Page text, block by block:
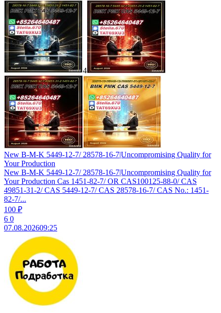
4
New B-M-K 5449-12-7/ 28578-16-7|Uncompromising Quality for
Your Production
New B-M-K 5449-12-7/ 28578-16-7|Uncompromising Quality for
Your Production Cas 1451-82-7/ OR CAS100125-88-0/ CAS
49851-31-2/ CAS 5449-12-7/ CAS 28578-16-7/ CAS No.: 1451-
82-7/...
100 ₽
6 0
07.08.202609:25